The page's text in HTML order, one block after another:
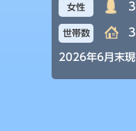
女性
世帯数
2026年6月末